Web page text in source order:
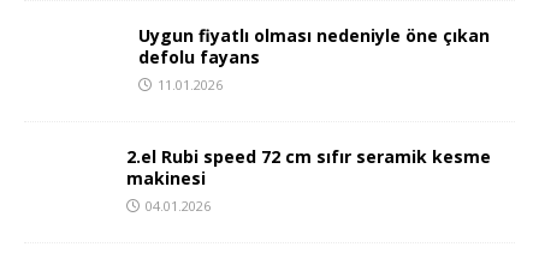
Uygun fiyatlı olması nedeniyle öne çıkan
defolu fayans
11.01.2026
2.el Rubi speed 72 cm sıfır seramik kesme
makinesi
04.01.2026